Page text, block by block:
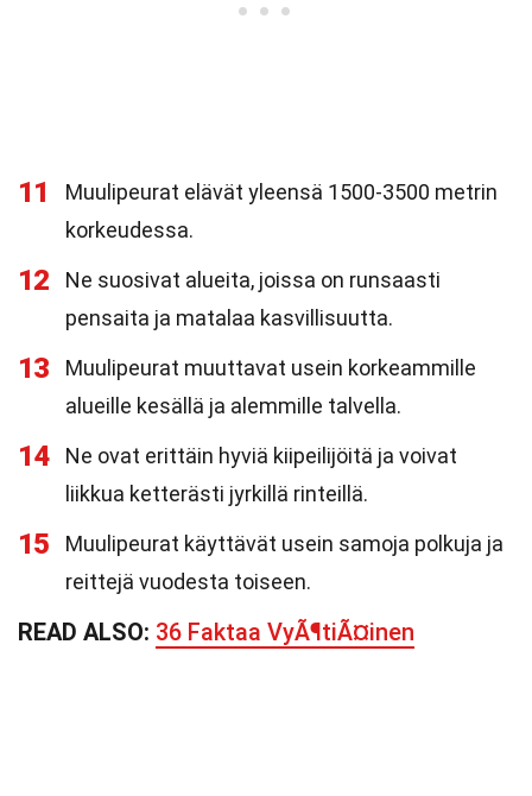
11
Muulipeurat elävät yleensä 1500-3500 metrin
korkeudessa.
12
Ne suosivat alueita, joissa on runsaasti
pensaita ja matalaa kasvillisuutta.
13
Muulipeurat muuttavat usein korkeammille
alueille kesällä ja alemmille talvella.
14
Ne ovat erittäin hyviä kiipeilijöitä ja voivat
liikkua ketterästi jyrkillä rinteillä.
15
Muulipeurat käyttävät usein samoja polkuja ja
reittejä vuodesta toiseen.
READ ALSO: 36 Faktaa VyÃ¶tiÃ¤inen